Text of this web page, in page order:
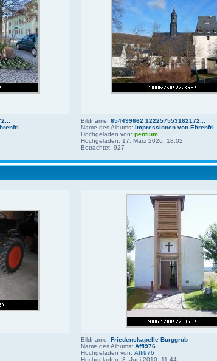
Bildname: 654499662 122257553162172...
Name des Albums: Impressionen von Ehrenfri...
Hochgeladen von: pentium
Hochgeladen: 17. März 2026, 18:02
Betrachtet: 927
Bildname: Friedenskapelle Burggrub
Name des Albums: Affi976
Hochgeladen von: Affi976
Hochgeladen: 3. Juni 2010, 11:44